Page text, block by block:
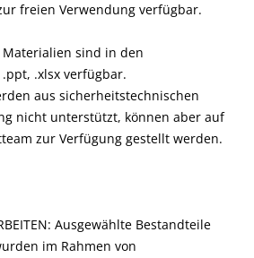
freien Verwendung verfügbar.
sind in den
.xlsx verfügbar.
aus sicherheitstechnischen
nicht unterstützt, können aber auf
zur Verfügung gestellt werden.
Ausgewählte Bestandteile
im Rahmen von